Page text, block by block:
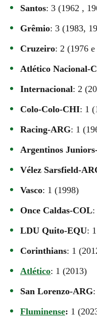
Santos: 3 (1962 ,
Grêmio: 3 (1983,
Cruzeiro: 2 (1976
Atlético Nacional-
Internacional: 2
Colo-Colo-CHI: 1
Racing-ARG: 1
Argentinos
Vélez Sarsfield-
Vasco: 1 (1998)
Once Caldas-COL:
LDU Quito-EQU:
Corinthians: 1
Atlético: 1 (2013)
San Lorenzo-ARG
Fluminense: 1